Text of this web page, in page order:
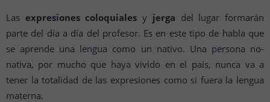
Las expresiones coloquiales y jerga del lugar formarán
parte del día a día del profesor. Es en este tipo de habla que
se aprende una lengua como un nativo. Una persona no-
nativa, por mucho que haya vivido en el país, nunca va a
tener la totalidad de las expresiones como si fuera la lengua
materna.